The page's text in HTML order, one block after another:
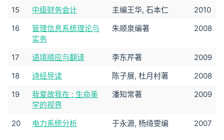
15
中级财务会计 主编王华, 石本仁
2010
16
管理信息系统理论与
实务
朱顺泉编著 2008
17 语境顺应与翻译 李东芹著
2009
18
诗经导读 陈子展, 杜月村著
2008
19
我爱故我在 : 生命美
学的视界
潘知常著 2009
20 电力系统分析 于永源, 杨绮雯编 2007